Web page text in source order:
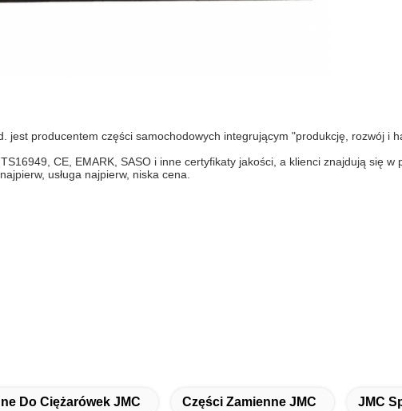
jest producentem części samochodowych integrującym "produkcję, rozwój i
CE, EMARK, SASO i inne certyfikaty jakości, a klienci znajdują się
usługa najpierw, niska cena.
Do Ciężarówek JMC Części Zamienne JMC JMC